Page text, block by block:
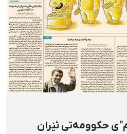
حکوومەتی ئێران